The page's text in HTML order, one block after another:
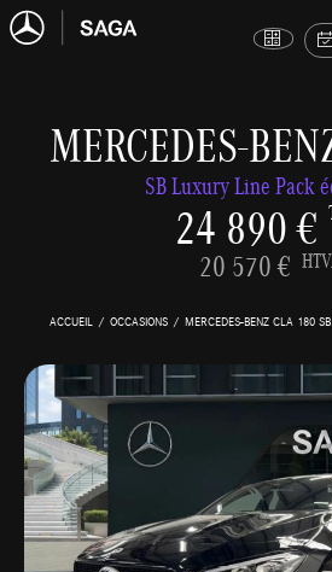
MERCEDES-
SB Luxury Line Pack
24 890 €
20 570 €
ACCUEIL OCCASIONS MERCEDES-BENZ CLA 180